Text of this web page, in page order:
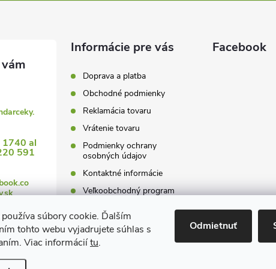
súbory cookie. Ďalším
tohto webu vyjadrujete súhlas s
Viac informáciítu.
Odmietnuť
al
591
Informácie pre vás
Doprava a platba
Obchodné podmienky
Reklamácia tovaru
Vrátenie tovaru
Podmienky ochrany
osobných údajov
Kontaktné informácie
Veľkoobchodný program
Facebook